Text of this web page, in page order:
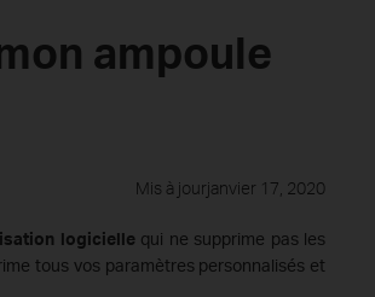
ampoule
Mis à jourjanvier 17, 2020
logiciellequi ne supprime pas les
tous vos paramètres personnalisés et